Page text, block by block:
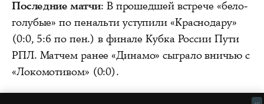
Последние матчи: В прошедшей встрече «бело-
голубые» по пенальти уступили «Краснодару»
(0:0, 5:6 по пен.) в финале Кубка России Пути
РПЛ. Матчем ранее «Динамо» сыграло вничью с
«Локомотивом» (0:0).
...